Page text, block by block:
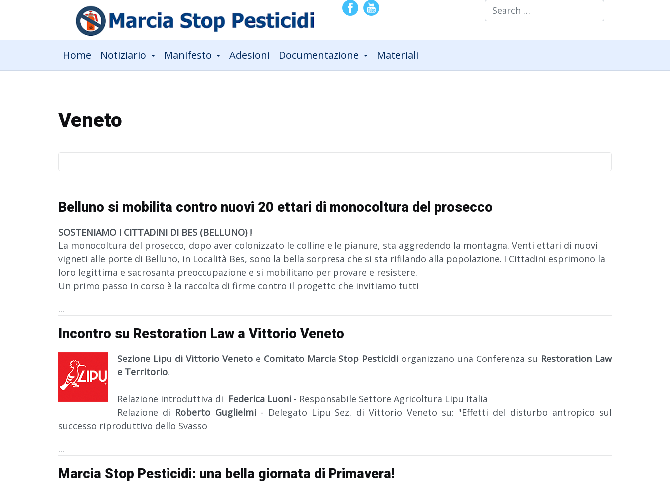
Search
Home Notiziario Manifesto Adesioni Documentazione Materiali
Veneto
Belluno si mobilita contro nuovi 20 ettari di monocoltura del prosecco
SOSTENIAMO I CITTADINI DI BES (BELLUNO) !
La monocoltura del prosecco, dopo aver colonizzato le colline e le pianure, sta aggredendo la montagna. Venti ettari di nuovi
vigneti alle porte di Belluno, in Località Bes, sono la bella sorpresa che si sta rifilando alla popolazione. I Cittadini esprimono la
loro legittima e sacrosanta preoccupazione e si mobilitano per provare e resistere.
Un primo passo in corso è la raccolta di firme contro il progetto che invitiamo tutti
...
Incontro su Restoration Law a Vittorio Veneto
Sezione Lipu di Vittorio Venetoe Comitato Marcia Stop Pesticidi organizzano una Conferenza su Restoration Law
e Territorio.
Relazione introduttiva di Federica Luoni - Responsabile Settore Agricoltura Lipu Italia
Relazione di Roberto Guglielmi- Delegato Lipu Sez. di Vittorio Veneto su: "Effetti del disturbo antropico sul
successo riproduttivo dello Svasso
...
Marcia Stop Pesticidi: una bella giornata di Primavera!